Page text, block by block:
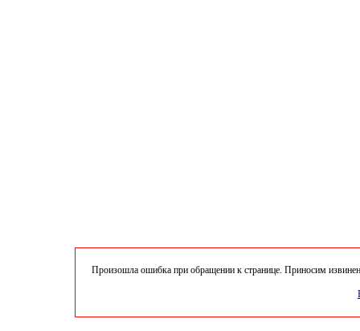
Произошла ошибка при обращении к странице. Приносим